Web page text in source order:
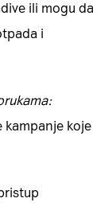
ili mogu da
i
kampanje koje